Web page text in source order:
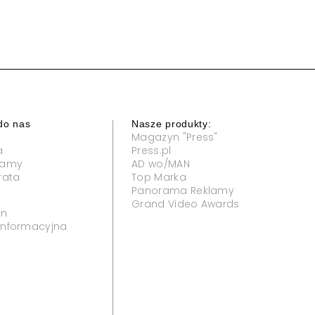
nas Nasze produkty:
Magazyn "Press"
Press.pl
AD wo/MAN
Top Marka
Panorama Reklamy
Grand Video Awards